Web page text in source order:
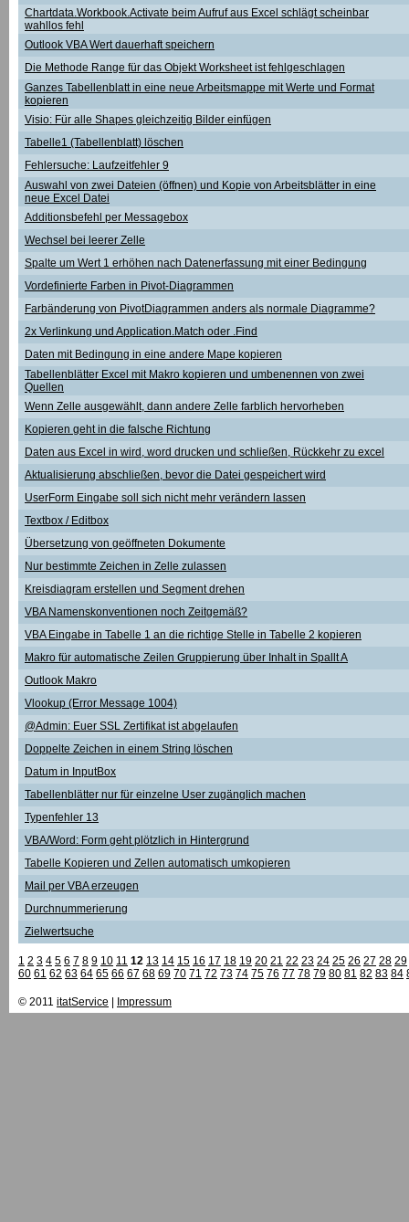
Chartdata.Workbook.Activate beim Aufruf aus Excel schlägt scheinbar
wahllos fehl
Outlook VBA Wert dauerhaft speichern
Die Methode Range für das Objekt Worksheet ist fehlgeschlagen
Ganzes Tabellenblatt in eine neue Arbeitsmappe mit Werte und Format
kopieren
Visio: Für alle Shapes gleichzeitig Bilder einfügen
Tabelle1 (Tabellenblatt) löschen
Fehlersuche: Laufzeitfehler 9
Auswahl von zwei Dateien (öffnen) und Kopie von Arbeitsblätter in eine
neue Excel Datei
Additionsbefehl per Messagebox
Wechsel bei leerer Zelle
Spalte um Wert 1 erhöhen nach Datenerfassung mit einer Bedingung
Vordefinierte Farben in Pivot-Diagrammen
Farbänderung von PivotDiagrammen anders als normale Diagramme?
2x Verlinkung und Application.Match oder .Find
Daten mit Bedingung in eine andere Mape kopieren
Tabellenblätter Excel mit Makro kopieren und umbenennen von zwei
Quellen
Wenn Zelle ausgewählt, dann andere Zelle farblich hervorheben
Kopieren geht in die falsche Richtung
Daten aus Excel in wird, word drucken und schließen, Rückkehr zu excel
Aktualisierung abschließen, bevor die Datei gespeichert wird
UserForm Eingabe soll sich nicht mehr verändern lassen
Textbox / Editbox
Übersetzung von geöffneten Dokumente
Nur bestimmte Zeichen in Zelle zulassen
Kreisdiagram erstellen und Segment drehen
VBA Namenskonventionen noch Zeitgemäß?
VBA Eingabe in Tabelle 1 an die richtige Stelle in Tabelle 2 kopieren
Makro für automatische Zeilen Gruppierung über Inhalt in Spallt A
Outlook Makro
Vlookup (Error Message 1004)
@Admin: Euer SSL Zertifikat ist abgelaufen
Doppelte Zeichen in einem String löschen
Datum in InputBox
Tabellenblätter nur für einzelne User zugänglich machen
Typenfehler 13
VBA/Word: Form geht plötzlich in Hintergrund
Tabelle Kopieren und Zellen automatisch umkopieren
Mail per VBA erzeugen
Durchnummerierung
Zielwertsuche
1 2 3 4 5 6 7 8 9 10 11 12 13 14 15 16 17 18 19 20 21 22 23 24 25 26 27 28 29
60 61 62 63 64 65 66 67 68 69 70 71 72 73 74 75 76 77 78 79 80 81 82 83 84
© 2011 itatService Impressum